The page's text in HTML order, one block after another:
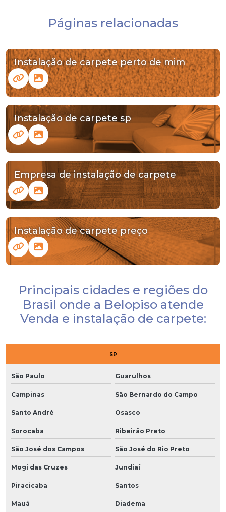
Páginas relacionadas
Instalação de carpete perto de mim
Instalação de carpete sp
Empresa de instalação de carpete
Instalação de carpete preço
Principais cidades e regiões do
Brasil onde a Belopiso atende
Venda e instalação de carpete:
SP
São Paulo Guarulhos
Campinas São Bernardo do Campo
Santo André Osasco
Sorocaba Ribeirão Preto
São José dos Campos São José do Rio Preto
Mogi das Cruzes Jundiaí
Piracicaba Santos
Mauá Diadema